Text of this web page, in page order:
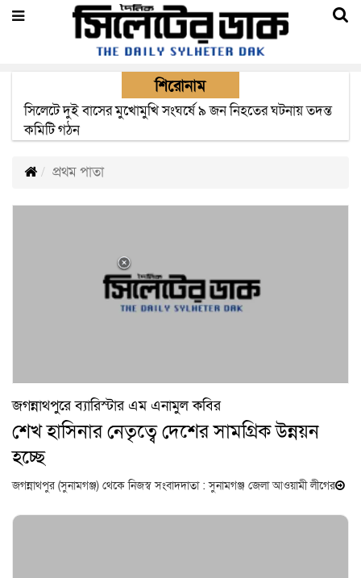
শিরোনাম
সিলেটে দুই বাসের মুখোমুখি সংঘর্ষে ৯ জন নিহতের ঘটনায় তদন্ত
কমিটি গঠন
প্রথম পাতা
জগন্নাথপুরে ব্যারিস্টার এম এনামুল কবির
শেখ হাসিনার নেতৃত্বে দেশের সামগ্রিক উন্নয়ন
হচ্ছে
জগন্নাথপুর (সুনামগঞ্জ) থেকে নিজস্ব সংবাদদাতা : সুনামগঞ্জ জেলা আওয়ামী লীগের